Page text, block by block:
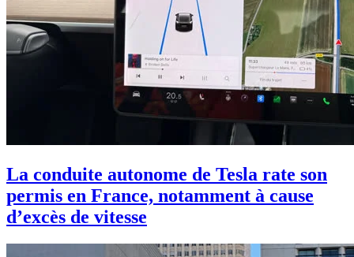
La conduite autonome de Tesla rate son
permis en France, notamment à cause
d’excès de vitesse